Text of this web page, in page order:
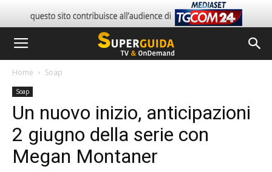
Home Soap
Soap
Un nuovo inizio, anticipazioni
2 giugno della serie con
Megan Montaner